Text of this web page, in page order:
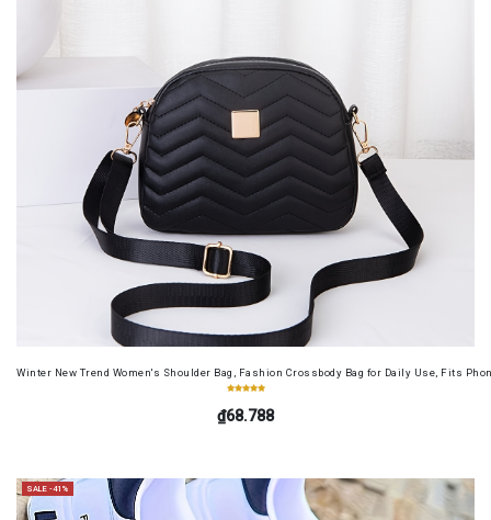
Winter New Trend Women's Shoulder Bag, Fashion Crossbody Bag for Daily Use, Fits
₫68.788
SALE -41%